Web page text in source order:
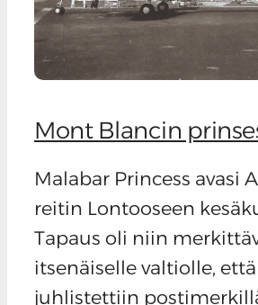
Mont Blancin
Malabar Princess avasi
reitin Lontooseen
Tapaus oli niin
itsenäiselle valtiolle,
juhlistettiin